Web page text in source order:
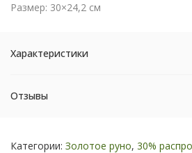
Размер: 30×24,2 см
Характеристики
Отзывы
Категории: Золотое руно, 30%